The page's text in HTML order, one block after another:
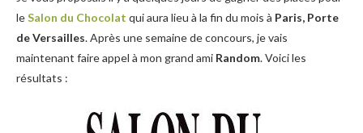
leSalon du Chocolat qui aura lieu à la fin du mois à Paris, Porte
de Versailles. Après une semaine de concours, je vais
maintenant faire appel à mon grand ami Random. Voici les
résultats :